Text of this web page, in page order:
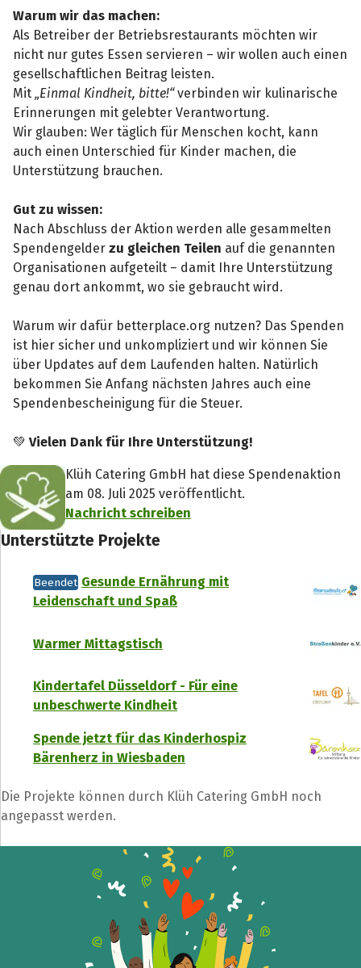
Warum wir das machen:
Als Betreiber der Betriebsrestaurants möchten wir
nicht nur gutes Essen servieren – wir wollen auch einen
gesellschaftlichen Beitrag leisten.
Mit „Einmal Kindheit, bitte!“verbinden wir kulinarische
Erinnerungen mit gelebter Verantwortung.
Wir glauben: Wer täglich für Menschen kocht, kann
auch einen Unterschied für Kinder machen, die
Unterstützung brauchen.
Gut zu wissen:
Nach Abschluss der Aktion werden alle gesammelten
Spendengelderzu gleichen Teilen auf die genannten
Organisationen aufgeteilt – damit Ihre Unterstützung
genau dort ankommt, wo sie gebraucht wird.
Warum wir dafür betterplace.org nutzen? Das Spenden
ist hier sicher und unkompliziert und wir können Sie
über Updates auf dem Laufenden halten. Natürlich
bekommen Sie Anfang nächsten Jahres auch eine
Spendenbescheinigung für die Steuer.
💚Vielen Dank für Ihre Unterstützung!
Klüh Catering GmbH hat diese Spendenaktion
am 08. Juli 2025 veröffentlicht.
Nachricht schreiben
Unterstützte Projekte
Beendet Gesunde Ernährung mit
Leidenschaft und Spaß
Warmer Mittagstisch
Kindertafel Düsseldorf - Für eine
unbeschwerte Kindheit
Spende jetzt für das Kinderhospiz
Bärenherz in Wiesbaden
Die Projekte können durch Klüh Catering GmbH noch
angepasst werden.
Hilf mit noch mehr Spenden zu sammeln!
Facebook WhatsApp